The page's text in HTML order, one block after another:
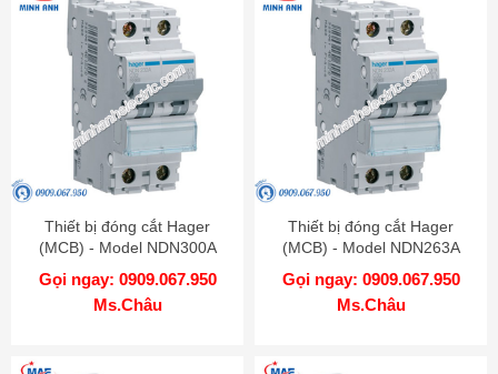
Thiết bị đóng cắt Hager
(MCB) - Model NDN300A
Gọi ngay: 0909.067.950
Ms.Châu
Thiết bị đóng cắt Hager
(MCB) - Model NDN263A
Gọi ngay: 0909.067.950
Ms.Châu